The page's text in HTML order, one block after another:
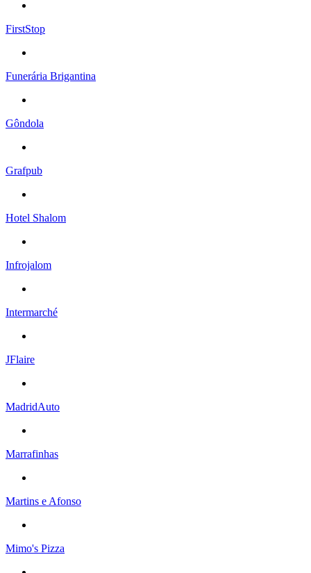
FirstStop
Funerária Brigantina
Gôndola
Grafpub
Hotel Shalom
Infrojalom
Intermarché
JFlaire
MadridAuto
Marrafinhas
Martins e Afonso
Mimo's Pizza